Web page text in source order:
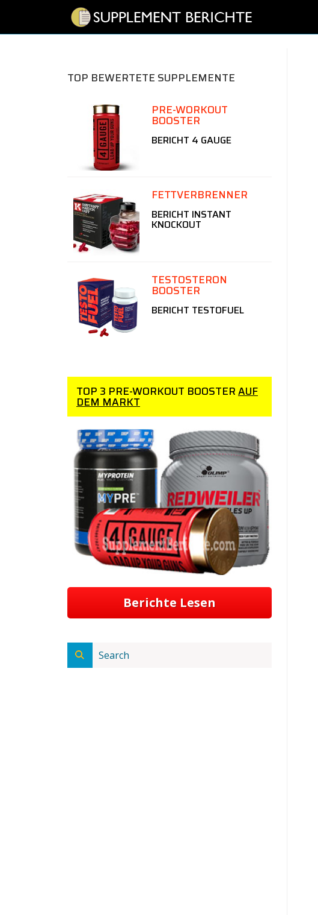
TOP BEWERTETE SUPPLEMENTE
PRE-WORKOUT
BOOSTER
BERICHT 4 GAUGE
FETTVERBRENNER
BERICHT INSTANT
KNOCKOUT
TESTOSTERON
BOOSTER
BERICHT TESTOFUEL
TOP 3 PRE-WORKOUT BOOSTERAUF
DEM MARKT
Berichte Lesen